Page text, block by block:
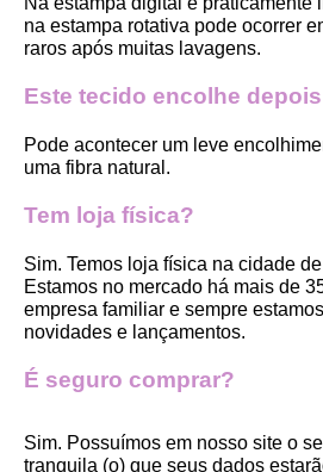
na estampa rotativa pode ocorrer
raros após muitas lavagens.
Este tecido encolhe
Pode acontecer um leve
uma fibra natural.
Tem loja física?
Sim. Temos loja física na cidade
Estamos no mercado há mais de
empresa familiar e sempre
novidades e lançamentos.
É seguro comprar?
Sim. Possuímos em nosso site o
tranquila (o) que seus dados